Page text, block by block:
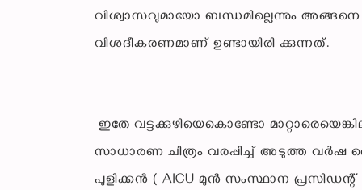
വിശ്വാസവുമായോ ബന്ധമില്ലെന്നും അങ്ങനെ
വിശദീകരണമാണ്
ഇതേ വട്ടക്കുഴിയെകൊണ്ടോ
സാധാരണ ചിത്രം വരപ്പിച്ച് അടുത്ത വർഷ
പുളിക്കൻ ( AICU മുൻ സംസ്ഥാന